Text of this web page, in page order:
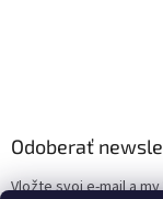
Odoberať
Vložte svoj e-mail a